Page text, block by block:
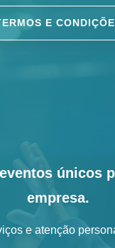
E
únicos
empresa.
e atenção